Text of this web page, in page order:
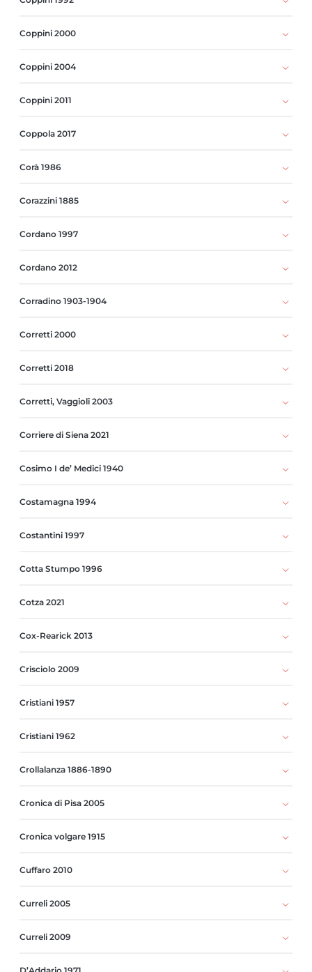
Coppini 2000
Coppini 2004
Coppini 2011
Coppola 2017
Corà 1986
Corazzini 1885
Cordano 1997
Cordano 2012
Corradino 1903-1904
Corretti 2000
Corretti 2018
Corretti, Vaggioli 2003
Corriere di Siena 2021
Cosimo I de’ Medici 1940
Costamagna 1994
Costantini 1997
Cotta Stumpo 1996
Cotza 2021
Cox-Rearick 2013
Crisciolo 2009
Cristiani 1957
Cristiani 1962
Crollalanza 1886-1890
Cronica di Pisa 2005
Cronica volgare 1915
Cuffaro 2010
Curreli 2005
Curreli 2009